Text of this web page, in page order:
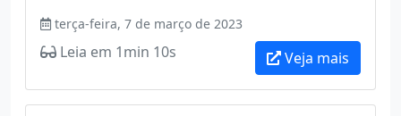
terça-feira, 7 de março de 2023
Leia em 1min 10s Veja mais